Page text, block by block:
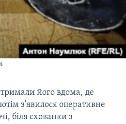
його вдома, де
з'явилося оперативне
біля схованки з